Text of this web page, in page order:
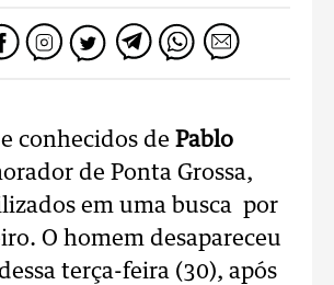
conhecidos de Pablo
de Ponta Grossa,
em uma busca por
O homem desapareceu
terça-feira (30), após